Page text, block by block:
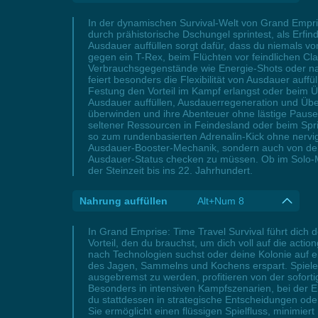
In der dynamischen Survival-Welt von Grand
durch prähistorische Dschungel sprintest, als
Ausdauer auffüllen sorgt dafür, dass du niemals
gegen ein T-Rex, beim Flüchten vor feindlichen
Verbrauchsgegenstände wie Energie-Shots oder
feiert besonders die Flexibilität von Ausdauer
Festung den Vorteil im Kampf erlangst oder beim
Ausdauer auffüllen, Ausdauerregeneration und
überwinden und ihre Abenteuer ohne lästige
seltener Ressourcen in Feindesland oder beim
so zum rundenbasierten Adrenalin-Kick ohne
Ausdauer-Booster-Mechanik, sondern auch von
Ausdauer-Status checken zu müssen. Ob im
der Steinzeit bis ins 22. Jahrhundert.
Nahrung auffüllen Alt+Num 8
In Grand Emprise: Time Travel Survival führt dich
Vorteil, den du brauchst, um dich voll auf die
nach Technologien suchst oder deine Kolonie auf
des Jagen, Sammelns und Kochens erspart.
ausgebremst zu werden, profitieren von der
Besonders in intensiven Kampfszenarien, bei der
du stattdessen in strategische Entscheidungen
Sie ermöglicht einen flüssigen Spielfluss,